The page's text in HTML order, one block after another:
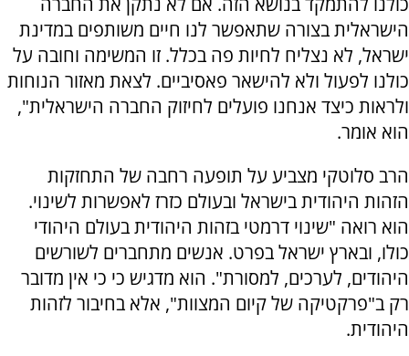
הישראלית בצורה שתאפשר לנו חיים משותפים במדינת
ישראל, לא נצליח לחיות פה בכלל. זו המשימה וחובה על
כולנו לפעול ולא להישאר פאסיביים. לצאת מאזור הנוחות
ולראות כיצד אנחנו פועלים לחיזוק החברה הישראלית",
הוא אומר.
הרב סלוטקי מצביע על תופעה רחבה של התחזקות
הזהות היהודית בישראל ובעולם כזרז לאפשרות לשינוי.
הוא רואה "שינוי דרמטי בזהות היהודית בעולם היהודי
כולו, ובארץ ישראל בפרט. אנשים מתחברים לשורשים
היהודים, לערכים, למסורת". הוא מדגיש כי כי אין מדובר
רק ב"פרקטיקה של קיום המצוות", אלא בחיבור לזהות
היהודית.